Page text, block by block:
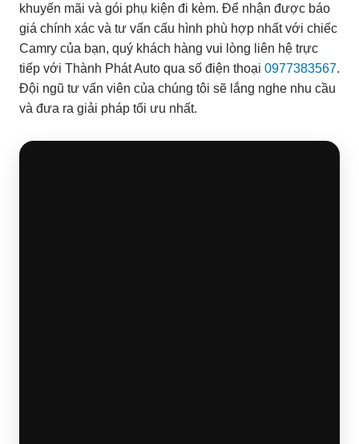
khuyến mãi và gói phụ kiện đi kèm. Để nhận được báo
giá chính xác và tư vấn cấu hình phù hợp nhất với chiếc
Camry của bạn, quý khách hàng vui lòng liên hệ trực
tiếp với Thành Phát Auto qua số điện thoại 0977383567.
Đội ngũ tư vấn viên của chúng tôi sẽ lắng nghe nhu cầu
và đưa ra giải pháp tối ưu nhất.